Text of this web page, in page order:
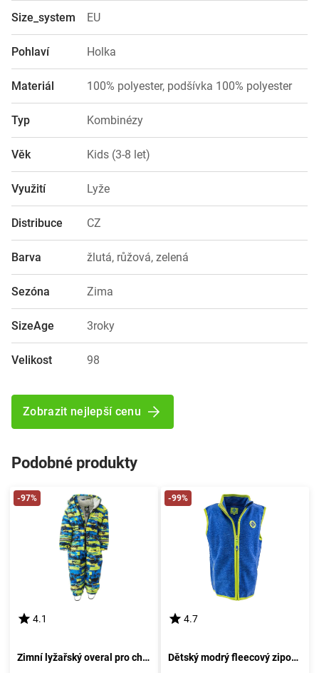
Size_system EU
Pohlaví Holka
Materiál 100% polyester, podšívka 100% polyester
Typ Kombinézy
Věk Kids (3-8 let)
Využití Lyže
Distribuce CZ
Barva žlutá, růžová, zelená
Sezóna Zima
SizeAge 3roky
Velikost 98
Zobrazit nejlepší cenu
Podobné produkty
-97%
4.1
Zimní lyžařský overal pro chlapce, Pidilidi, PD1111-02, kluk - velikost 86 | 18 měsíců
-99%
4.7
Dětský modrý fleecový zipovací svetr pro chlapce, Pidilidi, PD1118-04, velikost 98